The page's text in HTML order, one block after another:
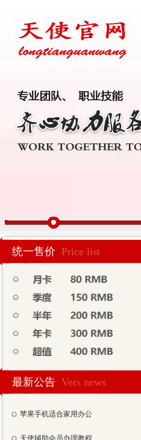
统一售价 Price list
最新公告 Vers news
苹果手机适合家用办公
天使辅助会员办理教程